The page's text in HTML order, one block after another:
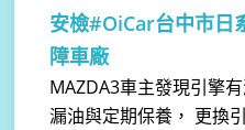
安檢#OiCar台中市日
障車廠
MAZDA3車主發現引擎
漏油與定期保養， 更換